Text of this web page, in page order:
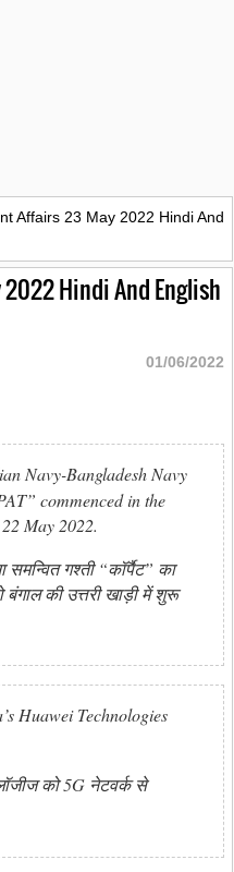
Affairs 23 May 2022 Hindi And
Hindi And English
01/06/2022
Navy-Bangladesh Navy
commenced in the
May 2022.
समन्वित गश्ती “कॉर्पैट” का
की उत्तरी खाड़ी में शुरू
Huawei Technologies
को 5G नेटवर्क से